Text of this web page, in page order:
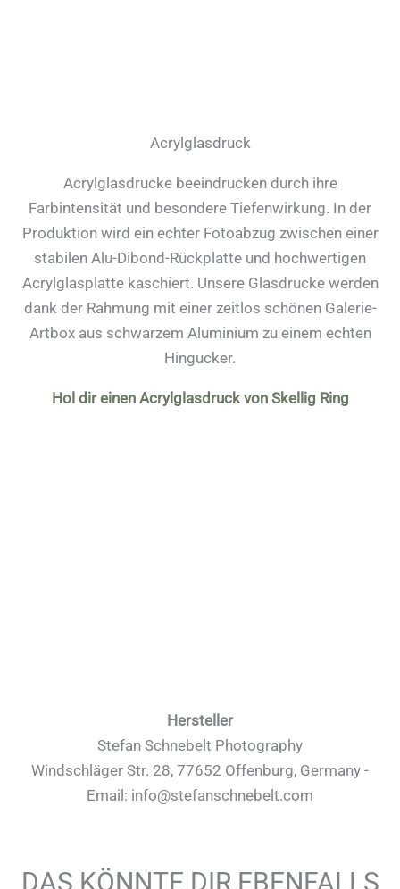
Acrylglasdruck
Acrylglasdrucke beeindrucken durch ihre
Farbintensität und besondere Tiefenwirkung. In der
Produktion wird ein echter Fotoabzug zwischen einer
stabilen Alu-Dibond-Rückplatte und hochwertigen
Acrylglasplatte kaschiert. Unsere Glasdrucke werden
dank der Rahmung mit einer zeitlos schönen Galerie-
Artbox aus schwarzem Aluminium zu einem echten
Hingucker.
Hol dir einen Acrylglasdruck von Skellig Ring
Hersteller
Stefan Schnebelt Photography
Windschläger Str. 28, 77652 Offenburg, Germany -
Email: info@stefanschnebelt.com
DAS KÖNNTE DIR EBENFALLS